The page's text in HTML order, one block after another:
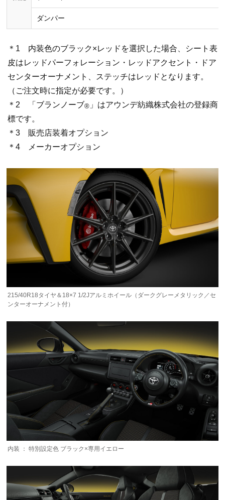
ダンパー
＊1 内装色のブラック×レッドを選択した場合、シート表
皮はレッドパーフォレーション・レッドアクセント・ドア
センターオーナメント、ステッチはレッドとなります。
（ご注文時に指定が必要です。）
＊2 「ブランノーブ® 」はアウンデ紡織株式会社の登録商
標です。
＊3 販売店装着オプション
＊4 メーカーオプション
215/40R18タイヤ＆18×7 1/2Jアルミホイール（ダークグレーメタリック／セ
ンターオーナメント付）
内装 ： 特別設定色 ブラック×専用イエロー